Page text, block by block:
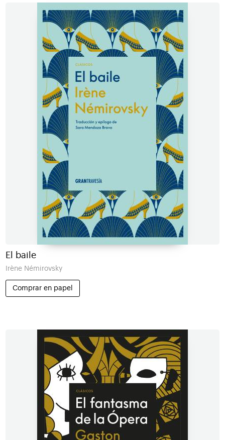
El baile
Irène Némirovsky
Comprar en papel